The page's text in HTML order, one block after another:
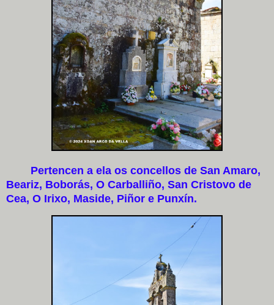
Pertencen a ela os concellos de San Amaro,
Beariz, Boborás, O Carballiño, San Cristovo de
Cea, O Irixo, Maside, Piñor e Punxín.